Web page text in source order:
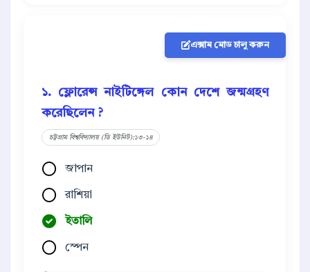
এক্সাম মোড চালু করুন
১. ফ্লোরেন্স নাইটিঙ্গেল কোন দেশে জন্মগ্রহণ
করেছিলেন ?
চট্টগ্রাম বিশ্ববিদ্যালয় (ডি ইউনিট):১৩-১৪
জাপান
রাশিয়া
ইতালি
স্পেন